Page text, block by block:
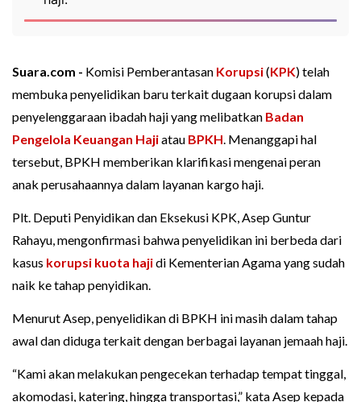
Suara.com - Komisi Pemberantasan Korupsi(KPK) telah
membuka penyelidikan baru terkait dugaan korupsi dalam
penyelenggaraan ibadah haji yang melibatkan Badan
Pengelola Keuangan Hajiatau BPKH. Menanggapi hal
tersebut, BPKH memberikan klarifikasi mengenai peran
anak perusahaannya dalam layanan kargo haji.
Plt. Deputi Penyidikan dan Eksekusi KPK, Asep Guntur
Rahayu, mengonfirmasi bahwa penyelidikan ini berbeda dari
kasus korupsi kuota hajidi Kementerian Agama yang sudah
naik ke tahap penyidikan.
Menurut Asep, penyelidikan di BPKH ini masih dalam tahap
awal dan diduga terkait dengan berbagai layanan jemaah haji.
“Kami akan melakukan pengecekan terhadap tempat tinggal,
akomodasi, katering, hingga transportasi,” kata Asep kepada